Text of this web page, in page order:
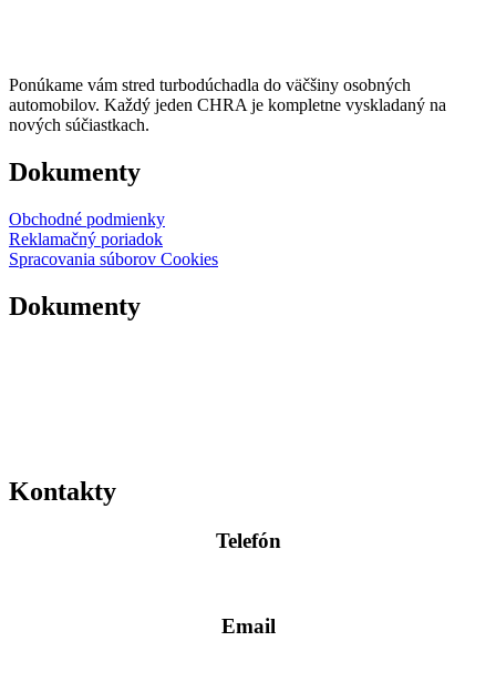
Ponúkame vám stred turbodúchadla do väčšiny osobných
automobilov. Každý jeden CHRA je kompletne vyskladaný na
nových súčiastkach.
Dokumenty
Obchodné podmienky
Reklamačný poriadok
Spracovania súborov Cookies
Dokumenty
Kontakty
Telefón
Email